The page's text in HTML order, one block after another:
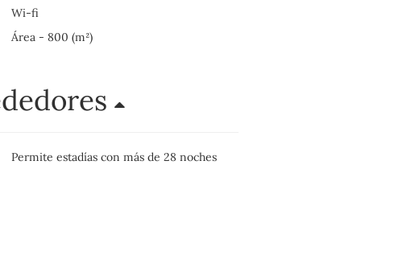
Wi-fi
Área - 800 (m²)
Permite estadías con más de 28 noches